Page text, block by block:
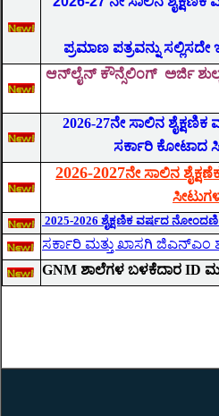
ಪ್ರಮಾಣ ಪತ್ರವನ್ನು
ಆನ್‌ಲೈನ್ ಕೌನ್ಸೆಲಿಂಗ್ ಅರ್ಜಿ
2026-27ನೇ ಸಾಲಿನ ಶೈಕ್ಷಣಿಕ
ಸರ್ಕಾರಿ ಕೋಟಾದ
2026-2027ನೇ ಸಾಲಿನ
2025-2026 ಶೈಕ್ಷಣಿಕ ವರ್ಷದ
ಸರ್ಕಾರಿ ಮತ್ತು ಖಾಸಗಿ ಜಿಎನ್ಎಂ
GNM ಶಾಲೆಗಳ ಬಳಕೆದಾರ ID